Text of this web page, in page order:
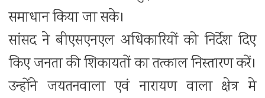
समाधान किया जा सके।
सांसद ने बीएसएनएल अधिकारियों को निर्देश दिए
किए जनता की शिकायतों का तत्काल निस्तारण करें।
उन्होंने जयतनवाला एवं नारायण वाला क्षेत्र मे